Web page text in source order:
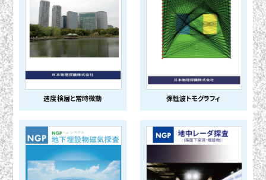
速度検層と常時微動 弾性波トモグラフィ